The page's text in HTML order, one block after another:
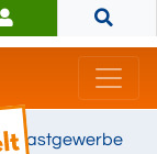
Gastgewerbe